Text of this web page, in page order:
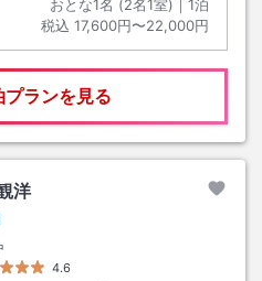
おとな1名 (2名1室)｜ 1泊
税込 17,600円〜22,000円
ランを見る
洋
4.6